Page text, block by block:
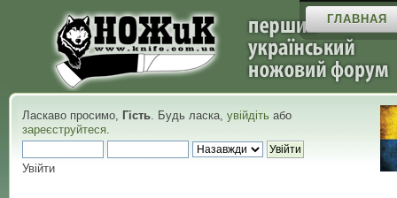
ГЛАВНАЯ
Ласкаво просимо, Гість. Будь ласка, увійдіть або
зареєструйтеся.
Увійти